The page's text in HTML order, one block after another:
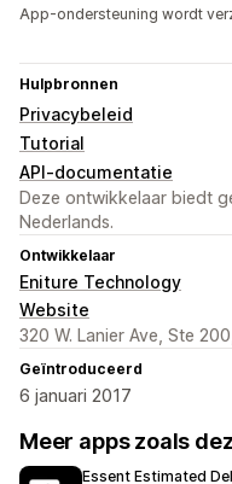
App-ondersteuning wordt
Hulpbronnen
Privacybeleid
Tutorial
API-documentatie
Deze ontwikkelaar biedt
Nederlands.
Ontwikkelaar
Eniture Technology
Website
320 W. Lanier Ave, Ste
Geïntroduceerd
6 januari 2017
Meer apps zoals
Essent Estimated